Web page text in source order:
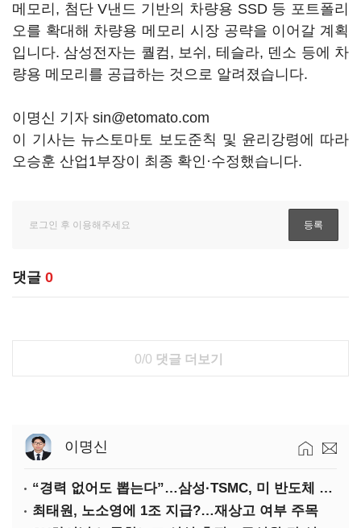
메모리, 첨단 V낸드 기반의 차량용 SSD 등 포트폴리
오를 확대해 차량용 메모리 시장 공략을 이어갈 계획
입니다. 삼성전자는 퀄컴, 보쉬, 테슬라, 덴소 등에 차
량용 메모리를 공급하는 것으로 알려졌습니다.
이명신 기자 sin@etomato.com
이 기사는 뉴스토마토 보도준칙 및 윤리강령에 따라
오승훈 산업1부장이 최종 확인·수정했습니다.
댓글 0
0/0 댓글 더보기
이명신
“경력 없어도 뽑는다”…삼성·TSMC, 미 반도체 인재 쟁탈전
최태원, 노소영에 1조 지급?…재상고 여부 주목